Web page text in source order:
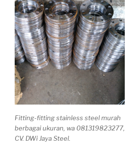
Fitting-fitting stainless steel murah
berbagai ukuran, wa 081319823277,
CV. DWi Jaya Steel.